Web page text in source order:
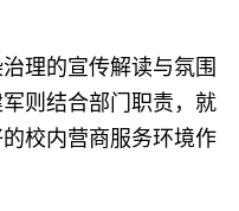
理的宣传解读与氛围
则结合部门职责，就
校内营商服务环境作